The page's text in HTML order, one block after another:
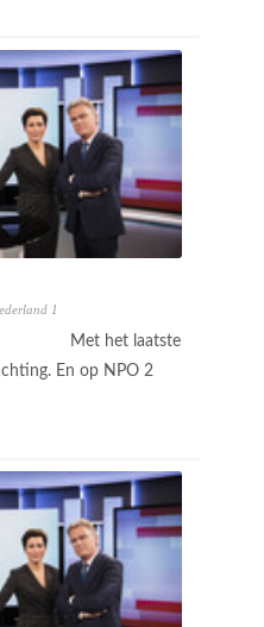
1
Met het laatste
En op NPO 2